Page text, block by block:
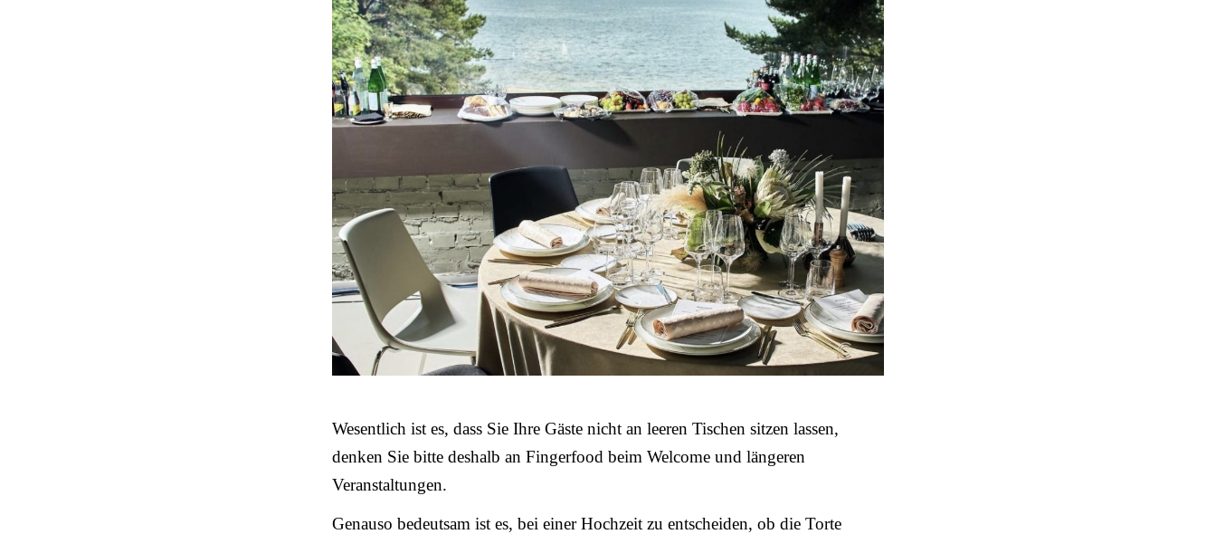
Wesentlich ist es, dass Sie Ihre Gäste nicht an leeren Tischen sitzen lassen,
denken Sie bitte deshalb an Fingerfood beim Welcome und längeren
Veranstaltungen.
Genauso bedeutsam ist es, bei einer Hochzeit zu entscheiden, ob die Torte